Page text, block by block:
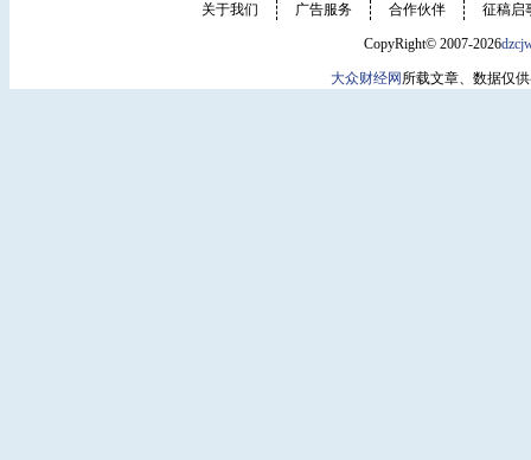
关于我们 广告服务 合作伙伴 征稿启
CopyRight© 2007-2026
大众财经网 所载文章、数据仅